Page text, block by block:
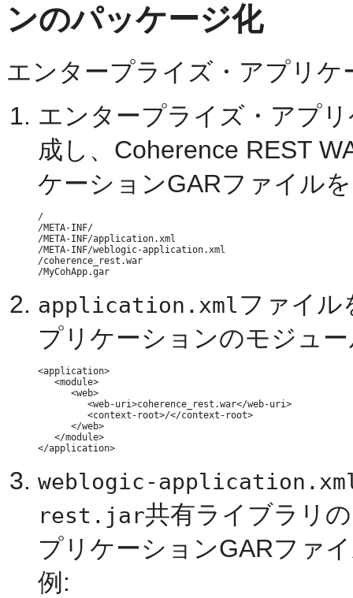
ンのパッケージ化
エンタープライズ・アプリ
エンタープライズ・アプ
成し、Coherence REST
ケーションGARファイル
/
/META-INF/
/META-INF/application.xml
/META-INF/weblogic-application.xml
/coherence_rest.war
application.xmlファイル
プリケーションのモジュ
<application>
   <module>
      <web>
         <web-uri>coherence_rest.war</web-uri>
         <context-root>/</context-root>
      </web>
   </module>
weblogic-
rest.jar共有ライブラリ
プリケーションGARファ
例: